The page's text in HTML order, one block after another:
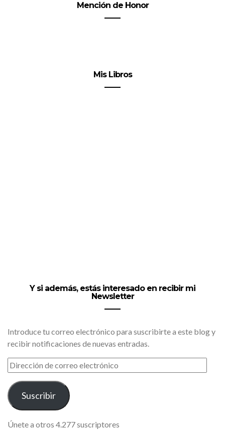
Mención de Honor
Mis Libros
Y si además, estás interesado en recibir mi
Newsletter
Introduce tu correo electrónico para suscribirte a este blog y
recibir notificaciones de nuevas entradas.
DIRECCIÓN
DE
CORREO
ELECTRÓNICO
Suscribir
Únete a otros 4.277 suscriptores